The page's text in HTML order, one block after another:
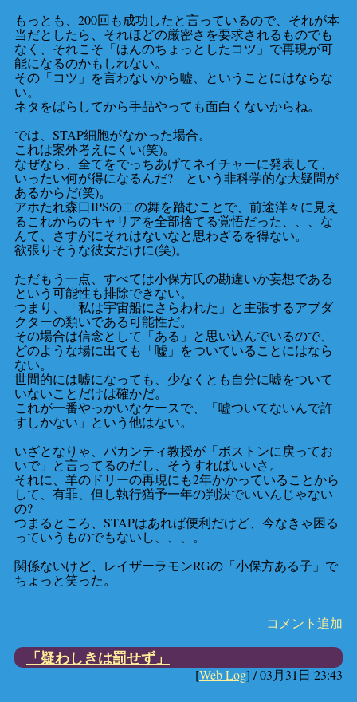
もっとも、200回も成功したと言っているので、それが本
当だとしたら、それほどの厳密さを要求されるものでも
なく、それこそ「ほんのちょっとしたコツ」で再現が可
能になるのかもしれない。
その「コツ」を言わないから嘘、ということにはならな
い。
ネタをばらしてから手品やっても面白くないからね。
では、STAP細胞がなかった場合。
これは案外考えにくい(笑)。
なぜなら、全てをでっちあげてネイチャーに発表して、
いったい何が得になるんだ? という非科学的な大疑問が
あるからだ(笑)。
アホたれ森口IPSの二の舞を踏むことで、前途洋々に見え
るこれからのキャリアを全部捨てる覚悟だった、、、な
んて、さすがにそれはないなと思わざるを得ない。
欲張りそうな彼女だけに(笑)。
ただもう一点、すべては小保方氏の勘違いか妄想である
という可能性も排除できない。
つまり、「私は宇宙船にさらわれた」と主張するアブダ
クターの類いである可能性だ。
その場合は信念として「ある」と思い込んでいるので、
どのような場に出ても「嘘」をついていることにはなら
ない。
世間的には嘘になっても、少なくとも自分に嘘をついて
いないことだけは確かだ。
これが一番やっかいなケースで、「嘘ついてないんで許
すしかない」という他はない。
いざとなりゃ、バカンティ教授が「ボストンに戻ってお
いで」と言ってるのだし、そうすればいいさ。
それに、羊のドリーの再現にも2年かかっていることから
して、有罪、但し執行猶予一年の判決でいいんじゃない
の?
つまるところ、STAPはあれば便利だけど、今なきゃ困る
っていうものでもないし、、、。
関係ないけど、レイザーラモンRGの「小保方ある子」で
ちょっと笑った。
コメント追加
「疑わしきは罰せず」
[Web Log] /03月31日 23:43